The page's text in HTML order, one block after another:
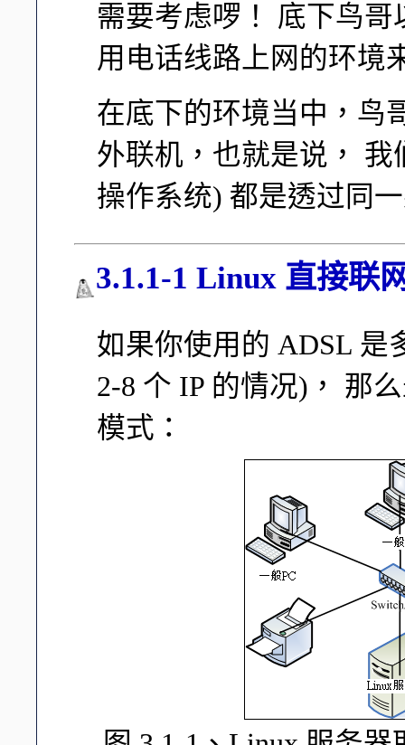
需要考虑啰！ 底下鸟
用电话线路上网的环境
在底下的环境当中，鸟
外联机，也就是说， 我
操作系统) 都是透过同
3.1.1-1 Linux 直接联
如果你使用的 ADSL 是
2-8 个 IP 的情况)， 那
模式：